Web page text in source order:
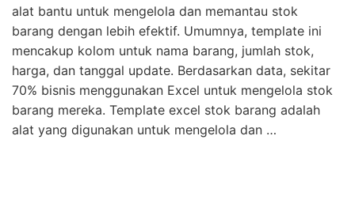
alat bantu untuk mengelola dan memantau stok
barang dengan lebih efektif. Umumnya, template ini
mencakup kolom untuk nama barang, jumlah stok,
harga, dan tanggal update. Berdasarkan data, sekitar
70% bisnis menggunakan Excel untuk mengelola stok
barang mereka. Template excel stok barang adalah
alat yang digunakan untuk mengelola dan …